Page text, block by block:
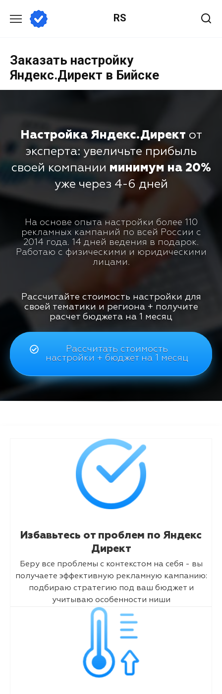
RS
Заказать настройку
Яндекс.Директ в Бийске
Настройка Яндекс.Директ от
эксперта: увеличьте прибыль
своей компании минимум на 20%
уже через 4-6 дней
На основе опыта настройки более 110
рекламных кампаний по всей России с
2014 года. 14 дней ведения в подарок.
Работаю с физическими и юридическими
лицами.
Рассчитайте стоимость настройки для
своей тематики и региона + получите
расчет бюджета на 1 месяц
Рассчитать стоимость
настройки + бюджет на 1 месяц
Избавьтесь от проблем по Яндекс
Директ
Беру все проблемы с контекстом на себя - вы
получаете эффективную рекламную кампанию:
подбираю стратегию под ваш бюджет и
учитываю особенности ниши